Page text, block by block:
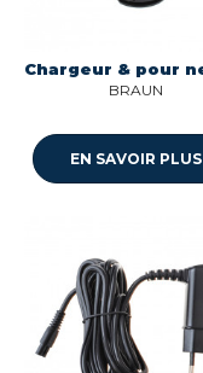
BRAUN
EN SAVOIR PLUS